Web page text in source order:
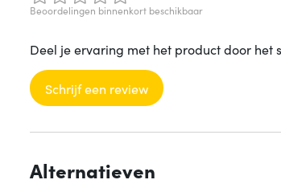
Beoordelingen binnenkort beschikbaar
Deel je ervaring met het product door het
Schrijf een review
Alternatieven